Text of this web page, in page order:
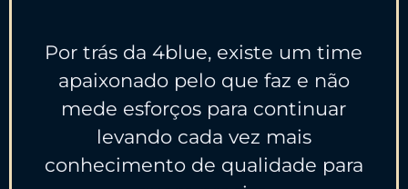
Por trás da 4blue, existe um time
apaixonado pelo que faz e não
mede esforços para continuar
levando cada vez mais
conhecimento de qualidade para